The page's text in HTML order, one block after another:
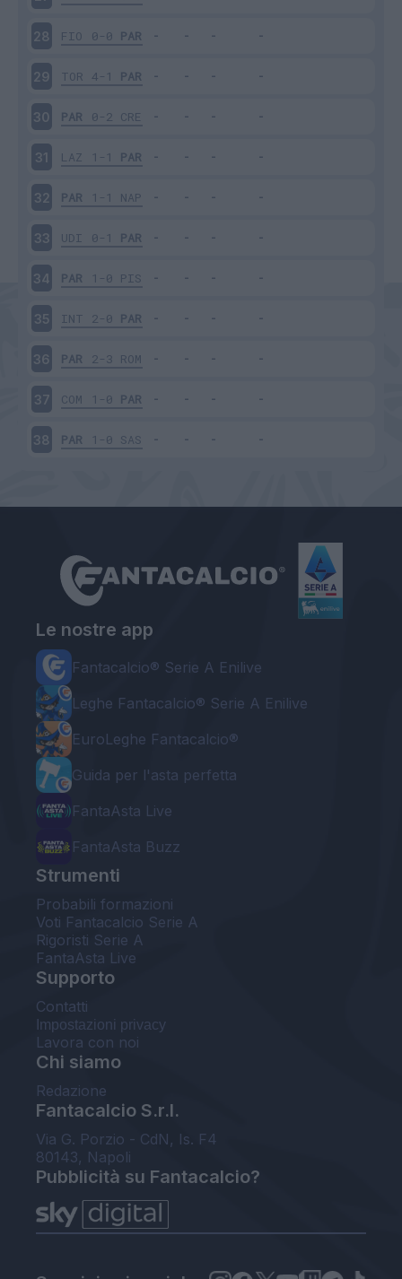
28 FIO 0-0 PAR
29 TOR 4-1 PAR
30 PAR 0-2 CRE
31 LAZ 1-1 PAR
32 PAR 1-1 NAP
33 UDI 0-1 PAR
34 PAR 1-0 PIS
35 INT 2-0 PAR
36 PAR 2-3 ROM
37 COM 1-0 PAR
38 PAR 1-0 SAS
Le nostre app
Fantacalcio® Serie A Enilive
Leghe Fantacalcio® Serie A Enilive
EuroLeghe Fantacalcio®
Guida per l'asta perfetta
FantaAsta Live
FantaAsta Buzz
Strumenti
Probabili formazioni
Voti Fantacalcio Serie A
Rigoristi Serie A
FantaAsta Live
Supporto
Contatti
Impostazioni privacy
Lavora con noi
Chi siamo
Redazione
Fantacalcio S.r.l.
Via G. Porzio - CdN, Is. F4
80143, Napoli
Pubblicità su Fantacalcio?